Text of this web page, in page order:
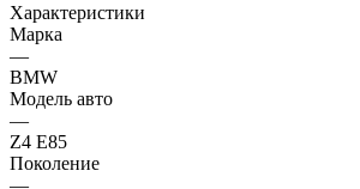
Характеристики
Марка
—
BMW
Модель авто
—
Z4 E85
Поколение
—